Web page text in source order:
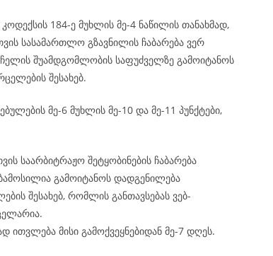
184-ე მუხლის მე-4 ნაწილის თანახმად,
სასამართლო გზავნილის ჩაბარება ვერ
შუამდგომლობის საფუძველზე გამოიტანოს
შესახებ.
მე-6 მუხლის მე-10 და მე-11 პუნქტები,
საარბიტრაჟო შეტყობინების ჩაბარება
გამოიტანოს დადგენილება
შესახებ, რომლის განთავსებას ვებ-
ითვლება მისი გამოქვეყნებიდან მე-7 დღეს.